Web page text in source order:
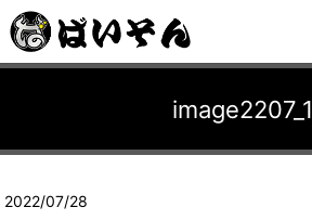
image2207_1
2022/07/28